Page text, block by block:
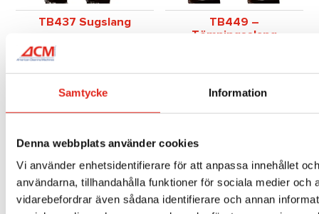
Samtycke Information
Denna webbplats använder cookies
Vi använder enhetsidentifierare för att anpassa innehållet
användarna, tillhandahålla funktioner för sociala medier och
vidarebefordrar även sådana identifierare och annan
TB437 Sugslang
Mer info »
TB449 –
Tömningsslang
Mer info »
1 2 →